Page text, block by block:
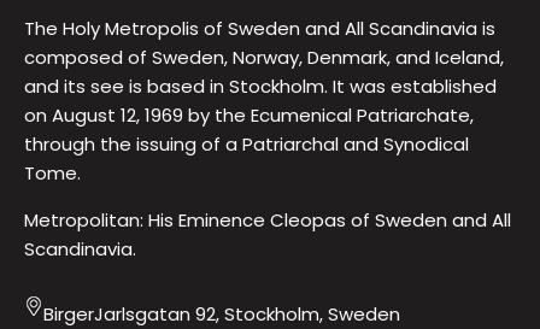
The Holy Metropolis of Sweden and All Scandinavia is
composed of Sweden, Norway, Denmark, and Iceland,
and its see is based in Stockholm. It was established
on August 12, 1969 by the Ecumenical Patriarchate,
through the issuing of a Patriarchal and Synodical
Tome.
Metropolitan: His Eminence Cleopas of Sweden and All
Scandinavia.
BirgerJarlsgatan 92, Stockholm, Sweden